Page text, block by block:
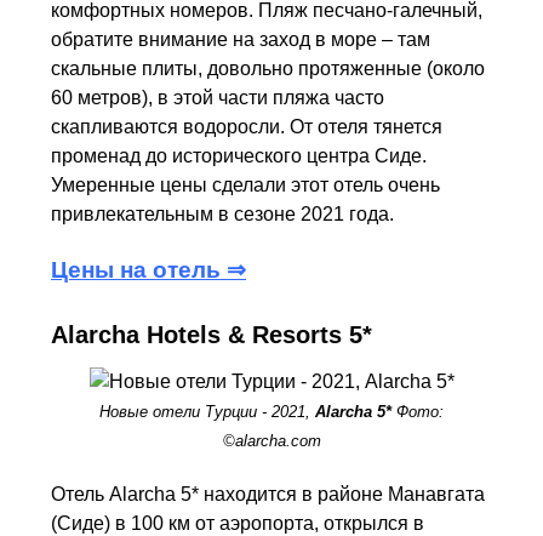
комфортных номеров. Пляж песчано-галечный,
обратите внимание на заход в море – там
скальные плиты, довольно протяженные (около
60 метров), в этой части пляжа часто
скапливаются водоросли. От отеля тянется
променад до исторического центра Сиде.
Умеренные цены сделали этот отель очень
привлекательным в сезоне 2021 года.
Цены на отель ⇒
Alarcha Hotels & Resorts 5*
Новые отели Турции - 2021, Alarcha 5*Фото:
©alarcha.com
Отель Alarcha 5* находится в районе Манавгата
(Сиде) в 100 км от аэропорта, открылся в